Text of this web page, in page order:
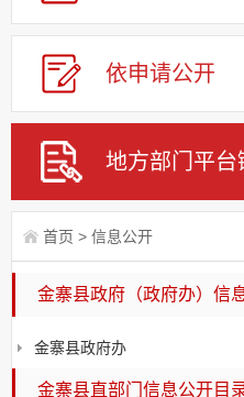
依申请公开
地方部门 平台
首页 > 信息公开
金寨县政府（政府办）信
金寨县政府办
金寨县直部门信息公开目